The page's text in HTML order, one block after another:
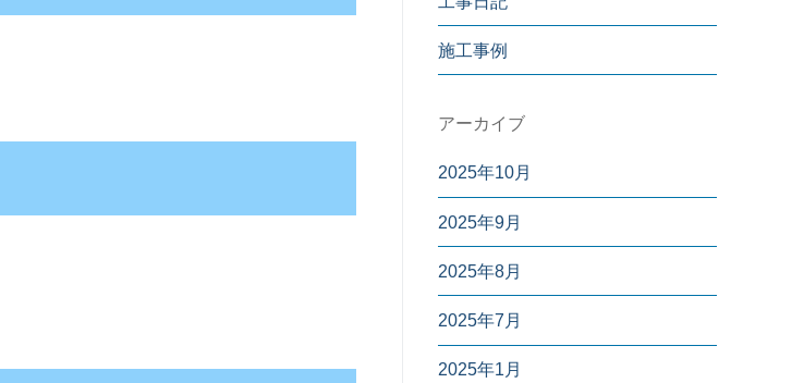
施工事例
アーカイブ
2025年10月
2025年9月
2025年8月
2025年7月
2025年1月